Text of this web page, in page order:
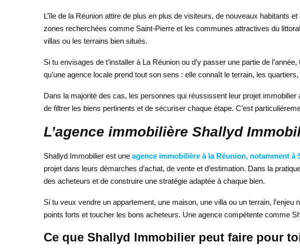
L’île de la Réunion attire de plus en plus de visiteurs, de nouveaux habitants
zones recherchées comme Saint-Pierre et les communes attractives du
villas ou les terrains bien situés.
Si tu envisages de t’installer à La Réunion ou d’y passer une partie de
qu’une agence locale prend tout son sens : elle connaît le terrain, les
Dans la majorité des cas, les personnes qui réussissent leur projet
de filtrer les biens pertinents et de sécuriser chaque étape. C’est
L’agence immobilière Shallyd
Shallyd Immobilier est une agence immobilière à la Réunion, notamment à
projet dans leurs démarches d’achat, de vente et d’estimation. Dans la
des acheteurs et de construire une stratégie adaptée à chaque bien.
Si tu veux vendre un appartement, une maison, une villa ou un terrain,
points forts et toucher les bons acheteurs. Une agence compétente comme
Ce que Shallyd Immobilier peut faire pour